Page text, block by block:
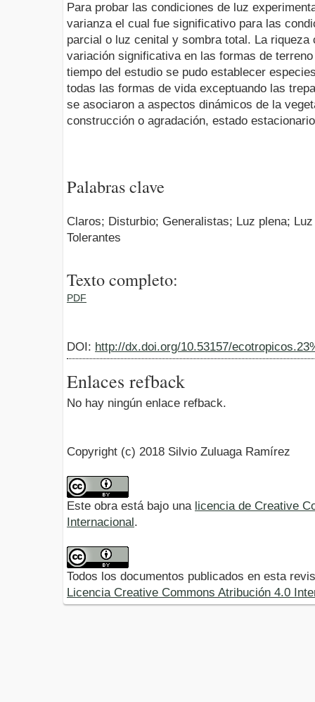
Para probar las condiciones de luz
varianza el cual fue significativo para las
parcial o luz cenital y sombra total. La
variación significativa en las formas de
tiempo del estudio se pudo establecer
todas las formas de vida exceptuando las
se asociaron a aspectos dinámicos de la
construcción o agradación, estado
Palabras clave
Claros; Disturbio; Generalistas; Luz plena;
Tolerantes
Texto completo:
PDF
DOI: http://dx.doi.org/10.53157/
Enlaces refback
No hay ningún enlace refback.
Copyright (c) 2018 Silvio Zuluaga Ramírez
Este obra está bajo una licencia de Creative
Internacional.
Todos los documentos publicados en esta
Licencia Creative Commons Atribución 4.0